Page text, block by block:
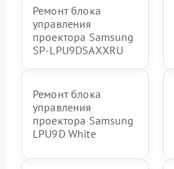
Ремонт блока
управления
проектора Samsung
SP-LPU9DSAXXRU
Ремонт блока
управления
проектора Samsung
LPU9D White